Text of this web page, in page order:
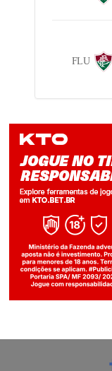
FLU